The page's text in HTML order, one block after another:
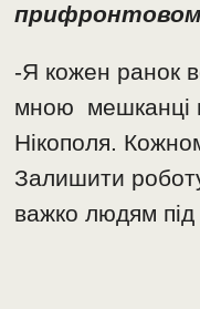
-Я кожен ранок
мною мешканці
Нікополя.
Залишити
важко людям під